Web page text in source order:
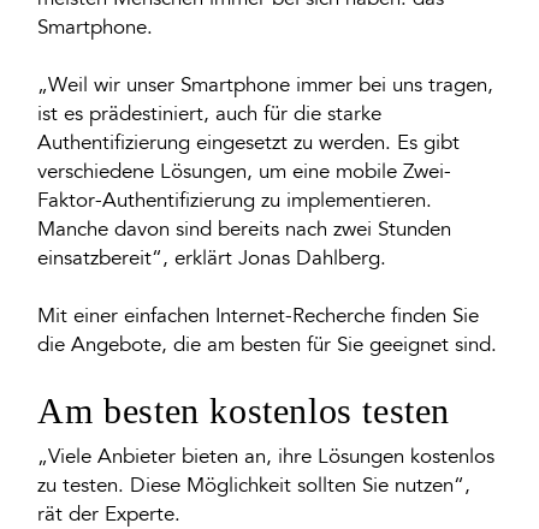
Smartphone.
„Weil wir unser Smartphone immer bei uns tragen,
ist es prädestiniert, auch für die starke
Authentifizierung eingesetzt zu werden. Es gibt
verschiedene Lösungen, um eine mobile Zwei-
Faktor-Authentifizierung zu implementieren.
Manche davon sind bereits nach zwei Stunden
einsatzbereit“, erklärt Jonas Dahlberg.
Mit einer einfachen Internet-Recherche finden Sie
die Angebote, die am besten für Sie geeignet sind.
Am besten kostenlos testen
„Viele Anbieter bieten an, ihre Lösungen kostenlos
zu testen. Diese Möglichkeit sollten Sie nutzen“,
rät der Experte.